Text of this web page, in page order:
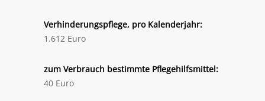
Verhinderungspflege, pro Kalenderjahr:
1.612 Euro
zum Verbrauch bestimmte Pflegehilfsmittel:
40 Euro